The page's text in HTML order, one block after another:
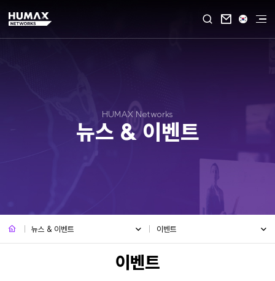

HUMAX Networks
뉴스 & 이벤트
뉴스 & 이벤트 이벤트